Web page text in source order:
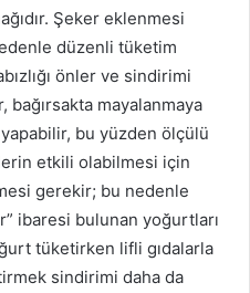
Şeker eklenmesi
düzenli tüketim
önler ve sindirimi
bağırsakta mayalanmaya
bu yüzden ölçülü
etkili olabilmesi için
gerekir; bu nedenle
ibaresi bulunan yoğurtları
tüketirken lifli gıdalarla
sindirimi daha da